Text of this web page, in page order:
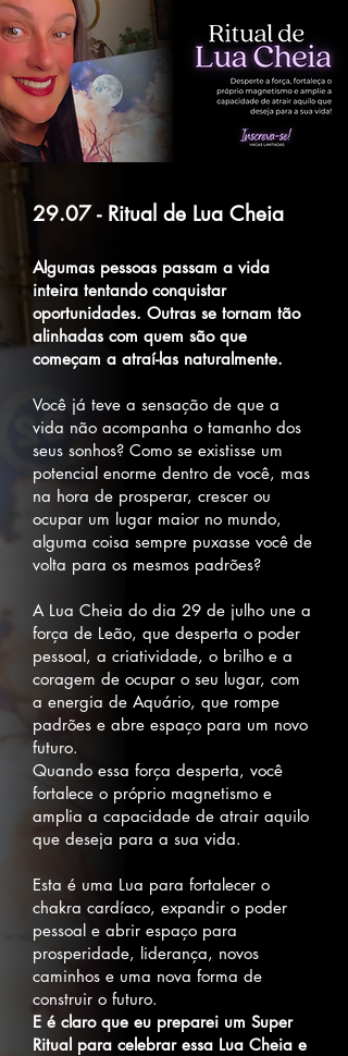
29.07 - Ritual de Lua Cheia
Algumas pessoas passam a vida
inteira tentando conquistar
oportunidades. Outras se tornam tão
alinhadas com quem são que
começam a atraí-las naturalmente.
Você já teve a sensação de que a
vida não acompanha o tamanho dos
seus sonhos? Como se existisse um
potencial enorme dentro de você, mas
na hora de prosperar, crescer ou
ocupar um lugar maior no mundo,
alguma coisa sempre puxasse você de
volta para os mesmos padrões?
A Lua Cheia do dia 29 de julho une a
força de Leão, que desperta o poder
pessoal, a criatividade, o brilho e a
coragem de ocupar o seu lugar, com
a energia de Aquário, que rompe
padrões e abre espaço para um novo
futuro.
Quando essa força desperta, você
fortalece o próprio magnetismo e
amplia a capacidade de atrair aquilo
que deseja para a sua vida.
Esta é uma Lua para fortalecer o
chakra cardíaco, expandir o poder
pessoal e abrir espaço para
prosperidade, liderança, novos
caminhos e uma nova forma de
construir o futuro.
E é claro que eu preparei um Super
Ritual para celebrar essa Lua Cheia e